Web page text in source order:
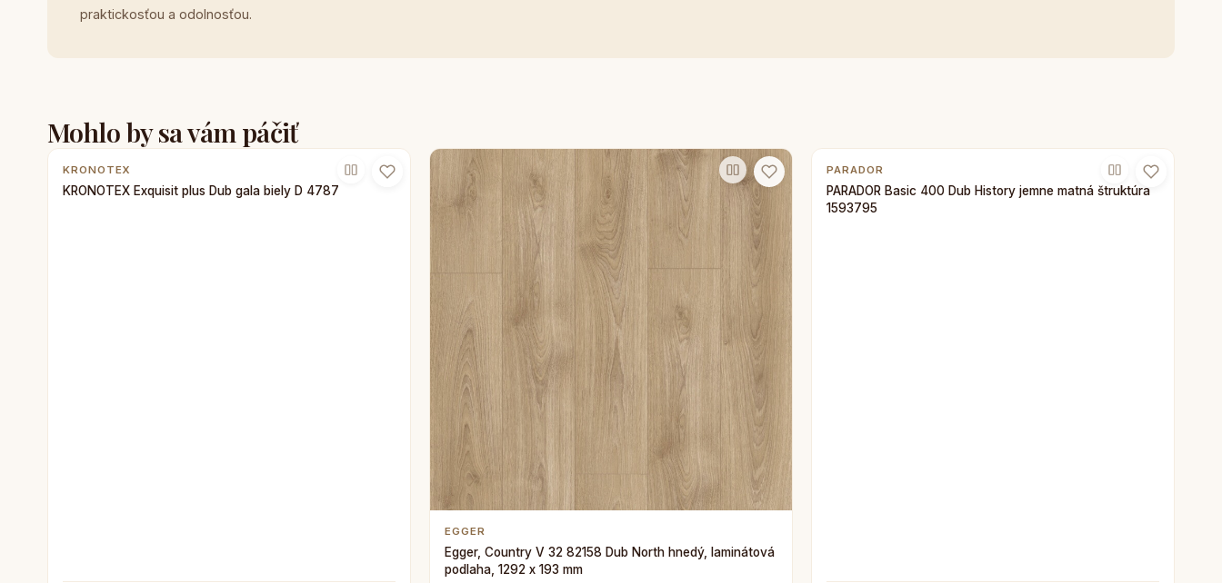
praktickosťou a odolnosťou.
Mohlo by sa vám páčiť
KRONOTEX
KRONOTEX Exquisit plus Dub gala biely D 4787
EGGER
Egger, Country V 32 82158 Dub North hnedý, laminátová
podlaha, 1292 x 193 mm
PARADOR
PARADOR Basic 400 Dub History jemne matná štruktúra
1593795